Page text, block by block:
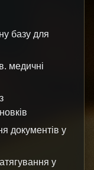
базу для
медичні
документів у
у